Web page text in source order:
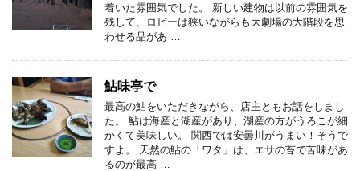
着いた雰囲気でした。 新しい建物は以前の雰囲気を
残して、ロビーは狭いながらも大劇場の大階段を思
わせる品があ …
鮎味亭で
最高の鮎をいただきながら、店主ともお話をしまし
た。 鮎は海産と湖産があり、湖産の方がうろこが細
かくて美味しい。 関西では安曇川がうまい！そうで
すよ。 天然の鮎の「ワタ」は、エサの苔で苦味があ
るのが最高 …